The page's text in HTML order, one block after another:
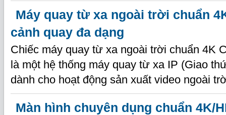
Máy quay từ xa ngoài trời chuẩn
cảnh quay đa dạng
Chiếc máy quay từ xa ngoài trời chuẩn 4K
là một hệ thống máy quay từ xa IP (Giao
dành cho hoạt động sản xuất video ngoài
Màn hình chuyên dụng chuẩn 4K/